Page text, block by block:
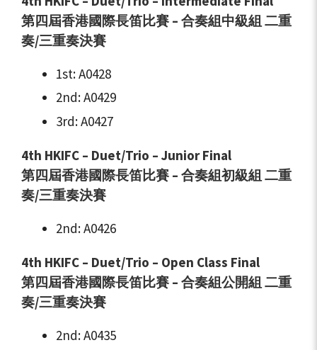
第四屆香港國際長笛比賽 – 合奏組中級組二重
奏/三重奏決賽
1st: A0428
2nd: A0429
3rd: A0427
4th HKIFC – Duet/Trio – Junior Final
第四屆香港國際長笛比賽 – 合奏組初級組二重
奏/三重奏決賽
2nd: A0426
4th HKIFC – Duet/Trio – Open Class Final
第四屆香港國際長笛比賽 – 合奏組公開組二重
奏/三重奏決賽
2nd: A0435